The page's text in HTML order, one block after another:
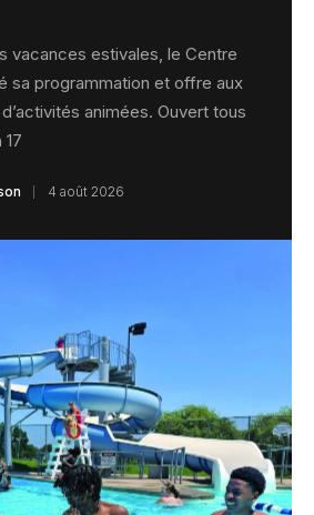
vacances estivales, le Centre
sa programmation et offre aux
animées. Ouvert tous
17
4 août 2026